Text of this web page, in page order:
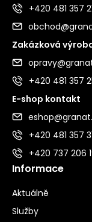
+420 481 357
Zakázková
+420 481 357
E-shop kontakt
+420 481 357
+420 737 206
Informace
Aktuálně
Služby